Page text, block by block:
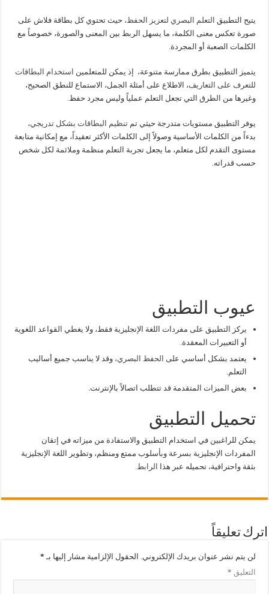
يتيح التطبيق التعلم البصري لتعزيز الحفظ، حيث تحتوي كل بطاقة فلاش على
صورة تعكس معنى الكلمة، ما يسهل الربط بين المعنى والصورة، خصوصاً مع
الكلمات الصعبة أو المجردة.
يتميز التطبيق بطرق ممارسة متنوعة، إذ يمكن للمتعلمين استخدام البطاقات
للتعرف على التعاريف، الاطلاع على أمثلة الجمل، الاستماع للنطق الصحيح،
وغيرها من الطرق التي تجعل التعلم عملياً وليس مجرد حفظ.
يوفر التطبيق مستويات متدرجة حيثي تم تنظيم البطاقات بشكل تدريجي،
بدءاً من الكلمات الأساسية وصولاً إلى الكلمات الأكثر تعقيداً، مع إمكانية متابعة
مستوى التقدم لكل متعلم، ما يجعل تجربة التعلم منظمة وملائمة لكل شخص
حسب قدراته.
عيوب التطبيق
يركز التطبيق على مفردات اللغة الإنجليزية فقط، ولا يغطي القواعد اللغوية
أو التعبيرات المعقدة.
يعتمد بشكل أساسي على الحفظ البصري،وقد لا يناسب جميع أساليب
التعلم.
بعض الميزات المتقدمة قد تتطلب اتصالاً بالإنترنت.
تحميل التطبيق
يمكن للراغبين في استخدام التطبيق والاستفادة من ميزاته في إتقان
المفردات الإنجليزية بسرعة وبأسلوب ممتع ومنظم، وتطوير اللغة الإنجليزية
بثقة واحترافية، تحميله عبر هذا الرابط.
اترك تعليقاً
لن يتم نشر عنوان بريدك الإلكتروني. الحقول الإلزامية مشار إليها بـ *
التعليق *